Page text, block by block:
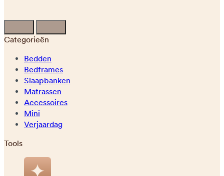
Categorieën
Bedden
Bedframes
Slaapbanken
Matrassen
Accessoires
Mini
Verjaardag
Tools